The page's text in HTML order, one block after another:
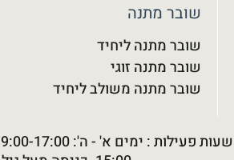
שובר מתנה
שובר מתנה ליחיד
שובר מתנה זוגי
שובר מתנה משולב ליחיד